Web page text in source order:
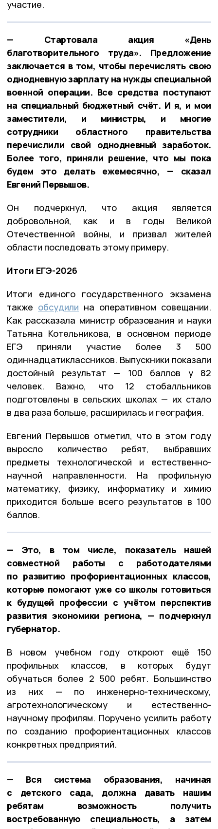
участие.
— Стартовала акция «День
благотворительного труда». Предложение
заключается в том, чтобы перечислять свою
однодневную зарплату на нужды специальной
военной операции. Все средства поступают
на специальный бюджетный счёт. И я, и мои
заместители, и министры, и многие
сотрудники областного правительства
перечислили свой однодневный заработок.
Более того, приняли решение, что мы пока
будем это делать ежемесячно, — сказал
Евгений Первышов.
Он подчеркнул, что акция является
добровольной, как и в годы Великой
Отечественной войны, и призвал жителей
области последовать этому примеру.
Итоги ЕГЭ-2026
Итоги единого государственного экзамена
также обсудили на оперативном совещании.
Как рассказала министр образования и науки
Татьяна Котельникова, в основном периоде
ЕГЭ приняли участие более 3 500
одиннадцатиклассников. Выпускники показали
достойный результат — 100 баллов у 82
человек. Важно, что 12 стобалльников
подготовлены в сельских школах — их стало
в два раза больше, расширилась и география.
Евгений Первышов отметил, что в этом году
выросло количество ребят, выбравших
предметы технологической и естественно-
научной направленности. На профильную
математику, физику, информатику и химию
приходится больше всего результатов в 100
баллов.
— Это, в том числе, показатель нашей
совместной работы с работодателями
по развитию профориентационных классов,
которые помогают уже со школы готовиться
к будущей профессии с учётом перспектив
развития экономики региона, — подчеркнул
губернатор.
В новом учебном году откроют ещё 150
профильных классов, в которых будут
обучаться более 2 500 ребят. Большинство
из них — по инженерно-техническому,
агротехнологическому и естественно-
научному профилям. Поручено усилить работу
по созданию профориентационных классов
конкретных предприятий.
— Вся система образования, начиная
с детского сада, должна давать нашим
ребятам возможность получить
востребованную специальность, а затем